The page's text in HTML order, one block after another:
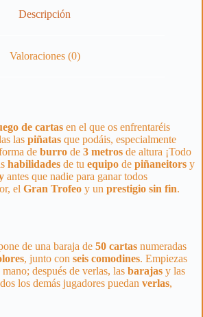
Descripción
Valoraciones (0)
de cartas en el que os enfrentaréis
las piñatas que podáis, especialmente
de burro de 3 metros de altura ¡Todo
habilidades de tu equipo de piñaneitors y
antes que nadie para ganar todos
el Gran Trofeo y un prestigio sin fin.
de una baraja de 50 cartas numeradas
, junto con seis comodines. Empiezas
mano; después de verlas, las barajas y las
los demás jugadores puedan verlas,